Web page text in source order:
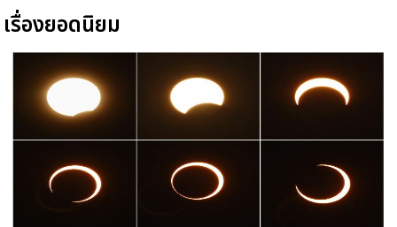
เรื่องยอดนิยม